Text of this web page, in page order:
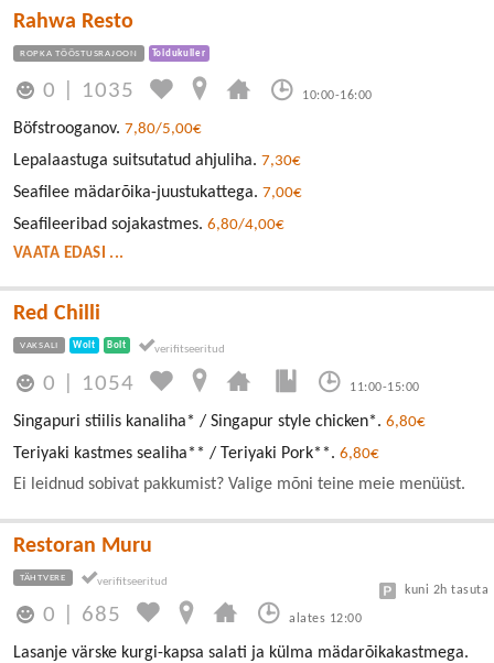
Rahwa Resto
ROPKA TÖÖSTUSRAJOON Toidukuller
0 1035 10:00-16:00
Böfstrooganov. 7,80/5,00€
Lepalaastuga suitsutatud ahjuliha. 7,30€
Seafilee mädarõika-juustukattega. 7,00€
Seafileeribad sojakastmes. 6,80/4,00€
VAATA EDASI ...
Red Chilli
VAKSALI Wolt Bolt
0 1054 11:00-15:00
Singapuri stiilis kanaliha* / Singapur style chicken*. 6,80€
Teriyaki kastmes sealiha** / Teriyaki Pork**. 6,80€
Ei leidnud sobivat pakkumist? Valige mõni teine meie menüüst.
Restoran Muru
TÄHTVERE
0 685 alates 12:00
kuni 2h tasuta
Lasanje värske kurgi-kapsa salati ja külma mädarõikakastmega.